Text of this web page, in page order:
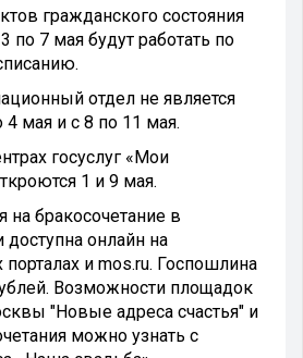
гражданского состояния
7 мая будут работать по
отдел не является
мая и с 8 по 11 мая.
госуслуг «Мои
1 и 9 мая.
на бракосочетание в
онлайн на
порталах и mos.ru. Госпошлина
Возможности площадок
"Новые адреса счастья" и
можно узнать с